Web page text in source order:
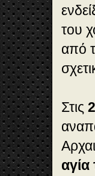
του
από
Στις